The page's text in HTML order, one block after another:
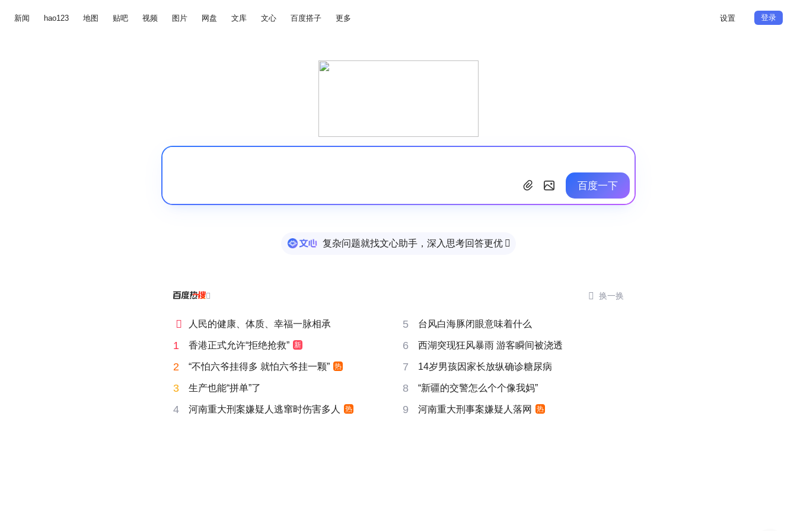
新闻 hao123 地图 贴吧 视频 图片 网盘 文库 文心 百度搭子 更多 设置 登录
百度一下
复杂问题就找文心助手，深入思考回答更优 
  换一换
 人民的健康、体质、幸福一脉相承 5 台风白海豚闭眼意味着什么
1 香港正式允许“拒绝抢救” 新 6 西湖突现狂风暴雨 游客瞬间被浇透
2 “不怕六爷挂得多 就怕六爷挂一颗” 热 7 14岁男孩因家长放纵确诊糖尿病
3 生产也能“拼单”了 8 “新疆的交警怎么个个像我妈”
4 河南重大刑案嫌疑人逃窜时伤害多人 热 9 河南重大刑事案嫌疑人落网 热